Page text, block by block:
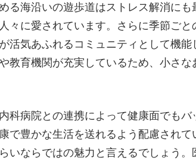
る海沿いの遊歩道はストレス解消にも
々に愛されています。さらに季節ごと
活気あふれるコミュニティとして機能
教育機関が充実しているため、小さな
科病院との連携によって健康面でもバ
で豊かな生活を送れるよう配慮されて
いならではの魅力と言えるでしょう。